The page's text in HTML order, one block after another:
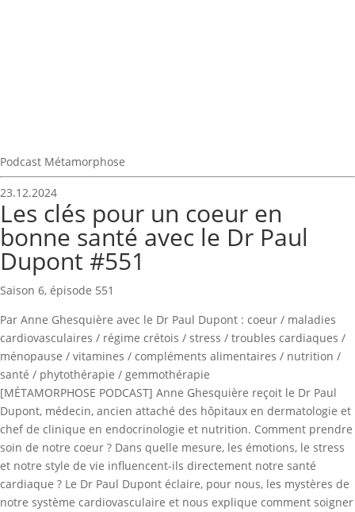
Podcast Métamorphose
23.12.2024
Les clés pour un coeur en
bonne santé avec le Dr Paul
Dupont #551
Saison 6, épisode 551
Par Anne Ghesquière avec le Dr Paul Dupont : coeur / maladies
cardiovasculaires / régime crétois / stress / troubles cardiaques /
ménopause / vitamines / compléments alimentaires / nutrition /
santé / phytothérapie / gemmothérapie
[MÉTAMORPHOSE PODCAST] Anne Ghesquière reçoit le Dr Paul
Dupont, médecin, ancien attaché des hôpitaux en dermatologie et
chef de clinique en endocrinologie et nutrition. Comment prendre
soin de notre coeur ? Dans quelle mesure, les émotions, le stress
et notre style de vie influencent-ils directement notre santé
cardiaque ? Le Dr Paul Dupont éclaire, pour nous, les mystères de
notre système cardiovasculaire et nous explique comment soigner